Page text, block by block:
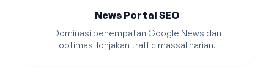
News Portal SEO
Dominasi penempatan Google News dan
optimasi lonjakan traffic massal harian.